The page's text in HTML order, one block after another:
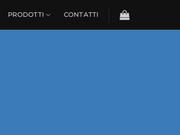
PRODOTTI CONTATTI